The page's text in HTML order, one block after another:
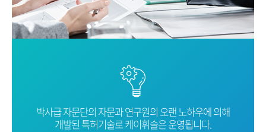
박사급 자문단의 자문과 연구원의 오랜노하우에 의해
개발된 특허기술로케이휘슬은 운영됩니다.